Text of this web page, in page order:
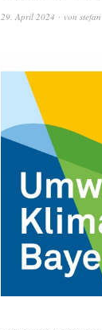
29. April 2024 von stefan